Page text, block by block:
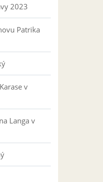
2023
Patrika
v
Langa v